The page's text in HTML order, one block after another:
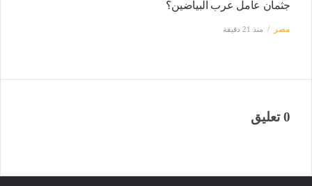
جثمان عامل عرب البياضين؟
مصر منذ 21 دقيقة
0 تعليق